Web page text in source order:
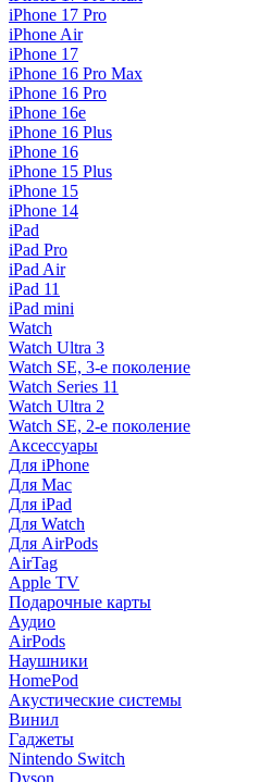
iPhone 17 Pro
iPhone Air
iPhone 17
iPhone 16 Pro Max
iPhone 16 Pro
iPhone 16e
iPhone 16 Plus
iPhone 16
iPhone 15 Plus
iPhone 15
iPhone 14
iPad
iPad Pro
iPad Air
iPad 11
iPad mini
Watch
Watch Ultra 3
Watch SE, 3-е поколение
Watch Series 11
Watch Ultra 2
Watch SE, 2-е поколение
Аксессуары
Для iPhone
Для Mac
Для iPad
Для Watch
Для AirPods
AirTag
Apple TV
Подарочные карты
Аудио
AirPods
Наушники
HomePod
Акустические системы
Винил
Гаджеты
Nintendo Switch
Dyson